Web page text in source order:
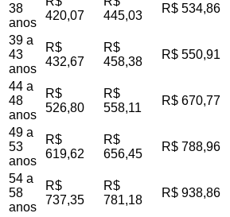
38
anos
420,07
445,03
R$ 534,86
39 a
43
anos
R$
432,67
R$
458,38
R$ 550,91
44 a
48
anos
R$
526,80
R$
558,11
R$ 670,77
49 a
53
anos
R$
619,62
R$
656,45
R$ 788,96
54 a
58
anos
R$
737,35
R$
781,18
R$ 938,86